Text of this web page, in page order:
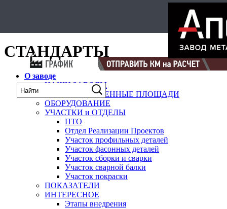
СТАНДАРТЫ
О заводе
НАШИ ЗАВОДЫ
ПРОИЗВОДСТВЕННЫЕ ПЛОЩАДИ
ОБОРУДОВАНИЕ
УЧАСТКИ и ОТДЕЛЫ
ПТО
Отдел Реализации Проектов
Участок профильных деталей
Участок фасонных деталей
Участок сборки и сварки
Участок сварной балки
Участок покраски
ПОКАЗАТЕЛИ
ИНТЕРЕСНОЕ
Этапы внедрения